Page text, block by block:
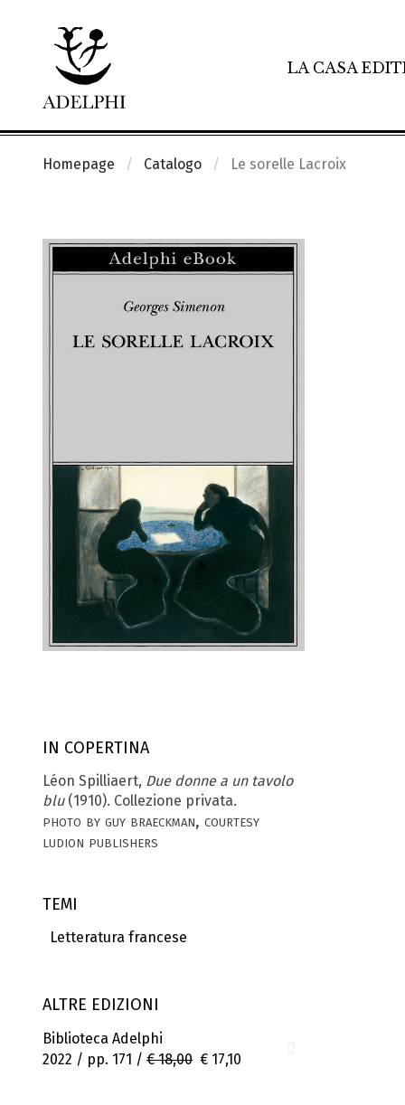
LA CASA
Homepage Catalogo Le sorelle Lacroix
IN COPERTINA
Léon Spilliaert, Due donne a un tavolo
blu(1910). Collezione privata.
photo by guy braeckman, courtesy
ludion publishers
TEMI
Letteratura francese
ALTRE EDIZIONI
Biblioteca Adelphi
2022 / pp. 171 / € 18,00 € 17,10